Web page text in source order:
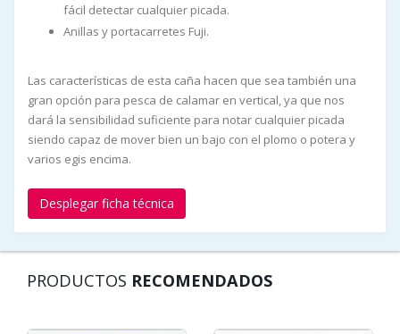
fácil detectar cualquier picada.
Anillas y portacarretes Fuji.
Las características de esta caña hacen que sea también una
gran opción para pesca de calamar en vertical, ya que nos
dará la sensibilidad suficiente para notar cualquier picada
siendo capaz de mover bien un bajo con el plomo o potera y
varios egis encima.
Desplegar ficha técnica
PRODUCTOS RECOMENDADOS